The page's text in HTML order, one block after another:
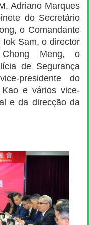
Adriano Marques
do Secretário
o Comandante
Sam, o director
Meng, o
de Segurança
presidente do
e vários vice-
e da direcção da